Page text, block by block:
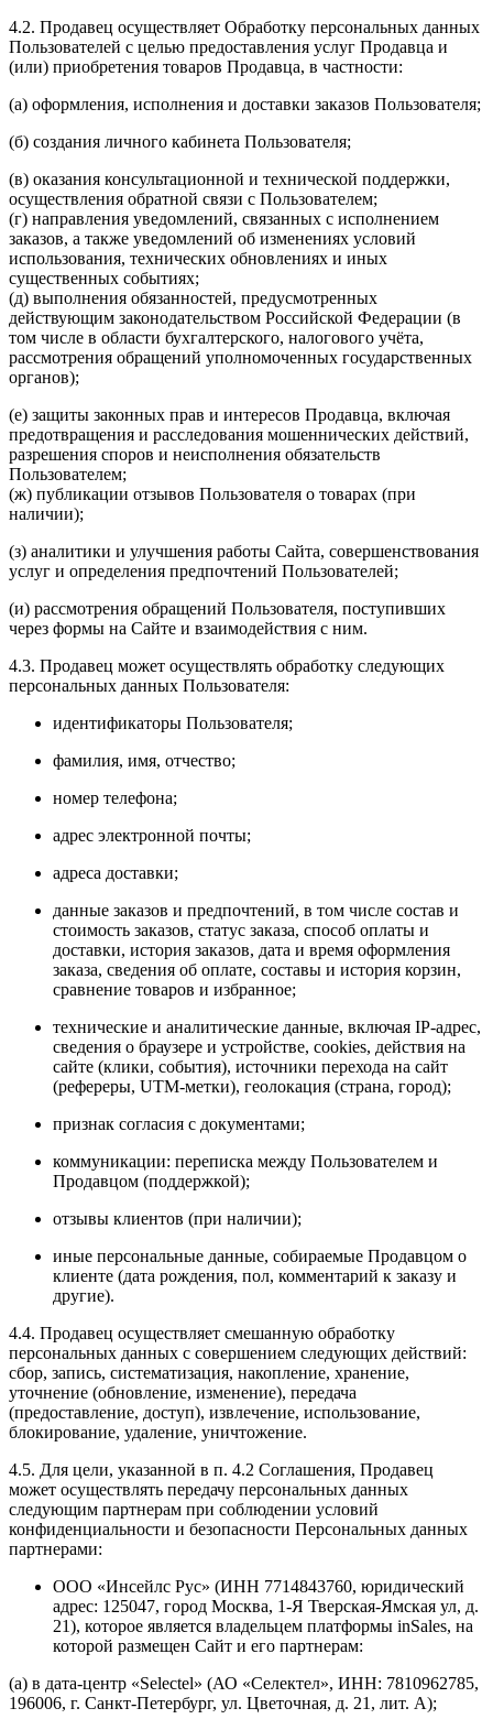
4.2. Продавец осуществляет Обработку персональных данных
Пользователей с целью предоставления услуг Продавца и
(или) приобретения товаров Продавца, в частности:
(а) оформления, исполнения и доставки заказов Пользователя;
(б) создания личного кабинета Пользователя;
(в) оказания консультационной и технической поддержки,
осуществления обратной связи с Пользователем;
(г) направления уведомлений, связанных с исполнением
заказов, а также уведомлений об изменениях условий
использования, технических обновлениях и иных
существенных событиях;
(д) выполнения обязанностей, предусмотренных
действующим законодательством Российской Федерации (в
том числе в области бухгалтерского, налогового учёта,
рассмотрения обращений уполномоченных государственных
органов);
(е) защиты законных прав и интересов Продавца, включая
предотвращения и расследования мошеннических действий,
разрешения споров и неисполнения обязательств
Пользователем;
(ж) публикации отзывов Пользователя о товарах (при
наличии);
(з) аналитики и улучшения работы Сайта, совершенствования
услуг и определения предпочтений Пользователей;
(и) рассмотрения обращений Пользователя, поступивших
через формы на Сайте и взаимодействия с ним.
4.3. Продавец может осуществлять обработку следующих
персональных данных Пользователя:
идентификаторы Пользователя;
фамилия, имя, отчество;
номер телефона;
адрес электронной почты;
адреса доставки;
данные заказов и предпочтений, в том числе состав и
стоимость заказов, статус заказа, способ оплаты и
доставки, история заказов, дата и время оформления
заказа, сведения об оплате, составы и история корзин,
сравнение товаров и избранное;
технические и аналитические данные, включая IP-адрес,
сведения о браузере и устройстве, сookies, действия на
сайте (клики, события), источники перехода на сайт
(рефереры, UTM-метки), геолокация (страна, город);
признак согласия с документами;
коммуникации: переписка между Пользователем и
Продавцом (поддержкой);
отзывы клиентов (при наличии);
иные персональные данные, собираемые Продавцом о
клиенте (дата рождения, пол, комментарий к заказу и
другие).
4.4. Продавец осуществляет смешанную обработку
персональных данных с совершением следующих действий:
сбор, запись, систематизация, накопление, хранение,
уточнение (обновление, изменение), передача
(предоставление, доступ), извлечение, использование,
блокирование, удаление, уничтожение.
4.5. Для цели, указанной в п. 4.2 Соглашения, Продавец
может осуществлять передачу персональных данных
следующим партнерам при соблюдении условий
конфиденциальности и безопасности Персональных данных
партнерами:
ООО «Инсейлс Рус» (ИНН 7714843760, юридический
адрес: 125047, город Москва, 1-Я Тверская-Ямская ул, д.
21), которое является владельцем платформы inSales, на
которой размещен Сайт и его партнерам:
(а) в дата-центр «Selectel» (АО «Селектел», ИНН: 7810962785,
196006, г. Санкт-Петербург, ул. Цветочная, д. 21, лит. А);